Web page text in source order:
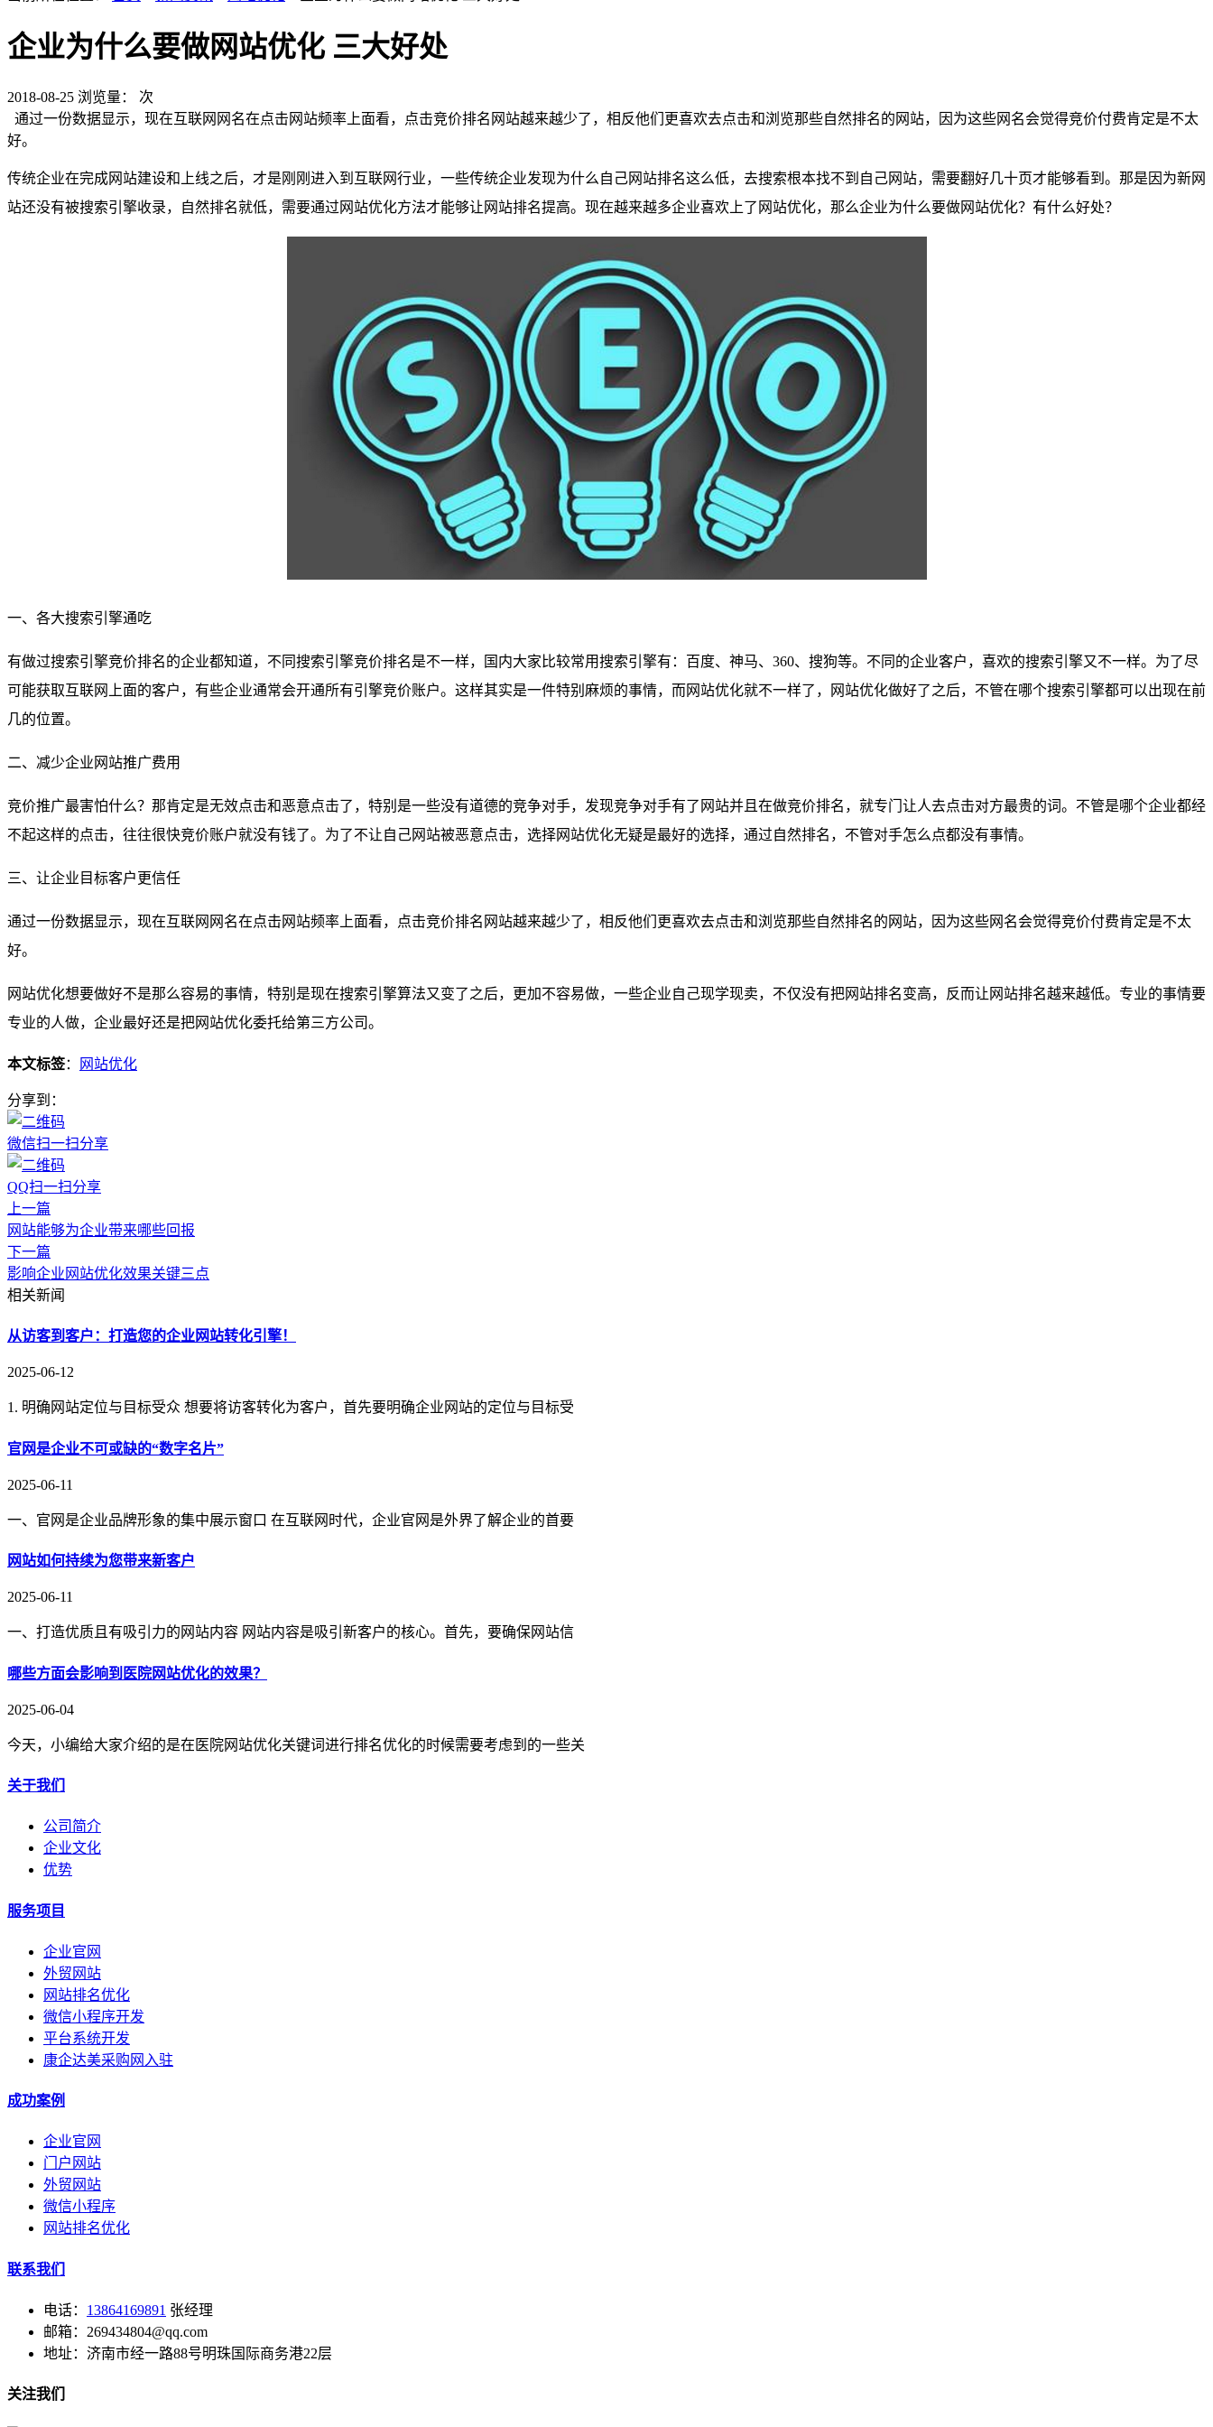
企业为什么要做网站优化 三大好处
2018-08-25 浏览量：
次
通过一份数据显示，现在互联网网名在点击网站频率上面看，点击竞价排名网站越来越少了，相反他们更喜欢去点击和浏览那些自然排名的网站，因为这些网名会觉得竞价付费肯定是不太
好。
传统企业在完成网站建设和上线之后，才是刚刚进入到互联网行业，一些传统企业发现为什么自己网站排名这么低，去搜索根本找不到自己网站，需要翻好几十页才能够看到。那是因为新网
站还没有被搜索引擎收录，自然排名就低，需要通过网站优化方法才能够让网站排名提高。现在越来越多企业喜欢上了网站优化，那么企业为什么要做网站优化？有什么好处？
一、各大搜索引擎通吃
有做过搜索引擎竞价排名的企业都知道，不同搜索引擎竞价排名是不一样，国内大家比较常用搜索引擎有：百度、神马、360、搜狗等。不同的企业客户，喜欢的搜索引擎又不一样。为了尽
可能获取互联网上面的客户，有些企业通常会开通所有引擎竞价账户。这样其实是一件特别麻烦的事情，而网站优化就不一样了，网站优化做好了之后，不管在哪个搜索引擎都可以出现在前
几的位置。
二、减少企业网站推广费用
竞价推广最害怕什么？那肯定是无效点击和恶意点击了，特别是一些没有道德的竞争对手，发现竞争对手有了网站并且在做竞价排名，就专门让人去点击对方最贵的词。不管是哪个企业都经
不起这样的点击，往往很快竞价账户就没有钱了。为了不让自己网站被恶意点击，选择网站优化无疑是最好的选择，通过自然排名，不管对手怎么点都没有事情。
三、让企业目标客户更信任
通过一份数据显示，现在互联网网名在点击网站频率上面看，点击竞价排名网站越来越少了，相反他们更喜欢去点击和浏览那些自然排名的网站，因为这些网名会觉得竞价付费肯定是不太
好。
网站优化想要做好不是那么容易的事情，特别是现在搜索引擎算法又变了之后，更加不容易做，一些企业自己现学现卖，不仅没有把网站排名变高，反而让网站排名越来越低。专业的事情要
专业的人做，企业最好还是把网站优化委托给第三方公司。
本文标签： 网站优化
分享到：
微信扫一扫分享
QQ扫一扫分享
上一篇
网站能够为企业带来哪些回报
下一篇
影响企业网站优化效果关键三点
相关新闻
从访客到客户：打造您的企业网站转化引擎！
2025-06-12
1. 明确网站定位与目标受众 想要将访客转化为客户，首先要明确企业网站的定位与目标受
官网是企业不可或缺的“数字名片”
2025-06-11
一、官网是企业品牌形象的集中展示窗口 在互联网时代，企业官网是外界了解企业的首要
网站如何持续为您带来新客户
2025-06-11
一、打造优质且有吸引力的网站内容 网站内容是吸引新客户的核心。首先，要确保网站信
哪些方面会影响到医院网站优化的效果？
2025-06-04
今天，小编给大家介绍的是在医院网站优化关键词进行排名优化的时候需要考虑到的一些关
关于我们
公司简介
企业文化
优势
服务项目
企业官网
外贸网站
网站排名优化
微信小程序开发
平台系统开发
康企达美采购网入驻
成功案例
企业官网
门户网站
外贸网站
微信小程序
网站排名优化
联系我们
电话： 13864169891 张经理
邮箱：269434804@qq.com
地址：济南市经一路88号明珠国际商务港22层
关注我们